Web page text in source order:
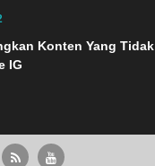
Konten Yang Tidak
IG
Aplikasi Tambahan